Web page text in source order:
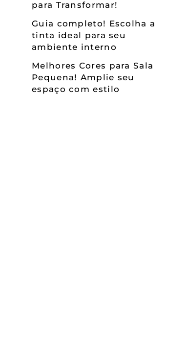
para Transformar!
Guia completo! Escolha a
tinta ideal para seu
ambiente interno
Melhores Cores para Sala
Pequena! Amplie seu
espaço com estilo